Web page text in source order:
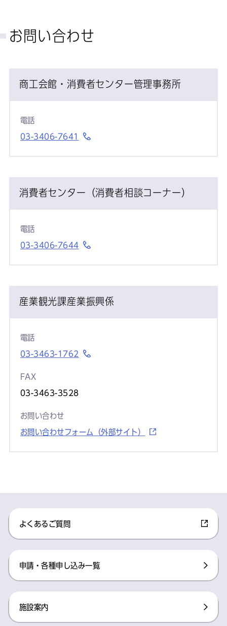
お問い合わせ
商工会館・消費者センター管理事務所
電話
03-3406-7641
消費者センター（消費者相談コーナー）
電話
03-3406-7644
産業観光課産業振興係
電話
03-3463-1762
FAX
03-3463-3528
お問い合わせ
お問い合わせフォーム（外部サイト）
よくあるご質問
申請・各種申し込み一覧
施設案内